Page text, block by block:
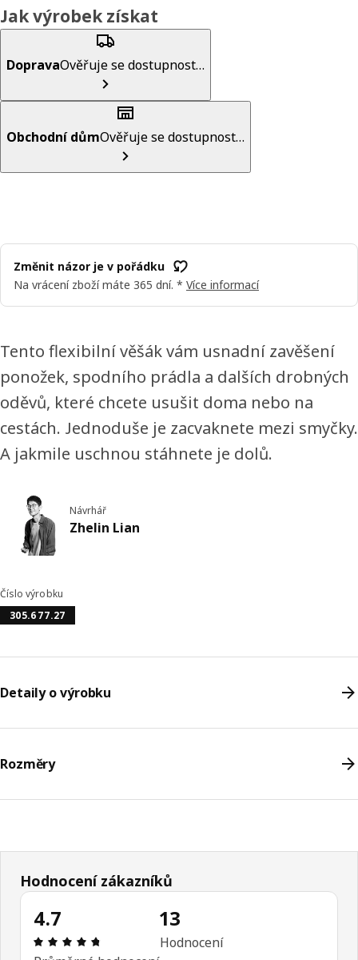
Jak výrobek získat
DopravaOvěřuje se dostupnost…
Obchodní důmOvěřuje se dostupnost…
Změnit názor je v pořádku
Na vrácení zboží máte 365 dní. * Více informací
Tento flexibilní věšák vám usnadní zavěšení
ponožek, spodního prádla a dalších drobných
oděvů, které chcete usušit doma nebo na
cestách. Jednoduše je zacvaknete mezi smyčky.
A jakmile uschnou stáhnete je dolů.
Návrhář
Zhelin Lian
Číslo výrobku
305.677.27
Detaily o výrobku
Rozměry
Hodnocení zákazníků
4.7
Hodnocení výrobku: 4.7 z 5 hvězdičky/hvězdiček
13
Hodnocení